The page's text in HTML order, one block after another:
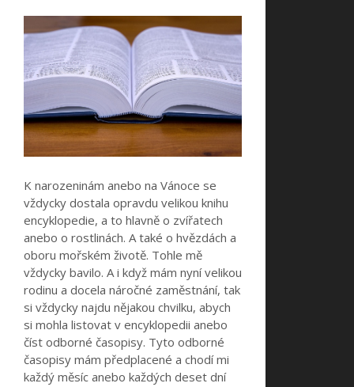
K narozeninám anebo na Vánoce se
vždycky dostala opravdu velikou knihu
encyklopedie, a to hlavně o zvířatech
anebo o rostlinách. A také o hvězdách a
oboru mořském životě. Tohle mě
vždycky bavilo. A i když mám nyní velikou
rodinu a docela náročné zaměstnání, tak
si vždycky najdu nějakou chvilku, abych
si mohla listovat v encyklopedii anebo
číst odborné časopisy. Tyto odborné
časopisy mám předplacené a chodí mi
každý měsíc anebo každých deset dní